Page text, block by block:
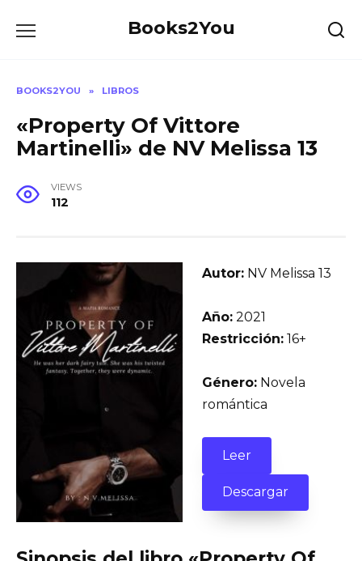
Books2You
BOOKS2YOU » LIBROS
«Property Of Vittore
Martinelli» de NV Melissa 13
VIEWS
112
Autor: NV Melissa 13
Año: 2021
Restricción: 16+
Género: Novela
romántica
Leer
Descargar